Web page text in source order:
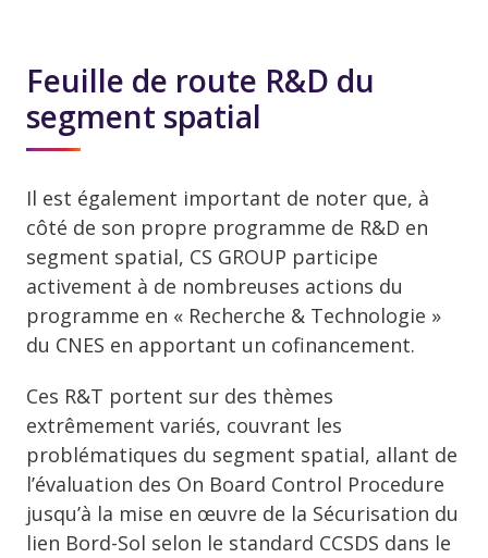
Feuille de route R&D du
segment spatial
Il est également important de noter que, à
côté de son propre programme de R&D en
segment spatial, CS GROUP participe
activement à de nombreuses actions du
programme en « Recherche & Technologie »
du CNES en apportant un cofinancement.
Ces R&T portent sur des thèmes
extrêmement variés, couvrant les
problématiques du segment spatial, allant de
l’évaluation des On Board Control Procedure
jusqu’à la mise en œuvre de la Sécurisation du
lien Bord-Sol selon le standard CCSDS dans le